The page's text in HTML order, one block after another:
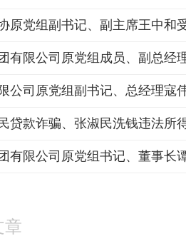
原党组副书记、副主席王中和
有限公司原党组成员、副总经
公司原党组副书记、总经理
贷款诈骗、张淑民洗钱违法所
有限公司原党组书记、董事长
章